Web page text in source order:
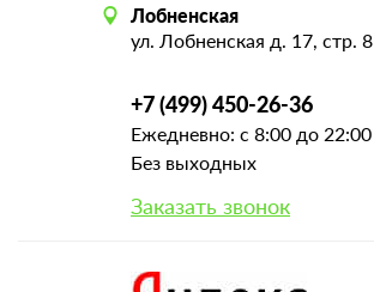
Лобненская
ул. Лобненская д. 17, стр. 8
+7 (499) 450-26-36
Ежедневно: с 8:00 до 22:00
Без выходных
Заказать звонок